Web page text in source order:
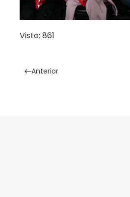
Visto: 861
Anterior